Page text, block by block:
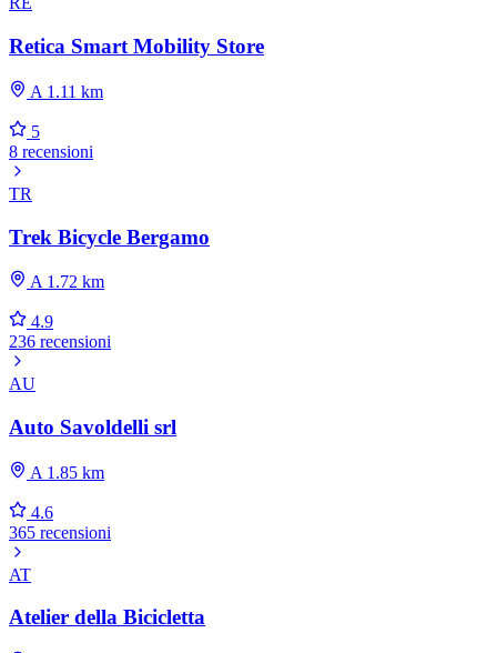
Retica Smart Mobility Store
A 1.11 km
5
8 recensioni
TR
Trek Bicycle Bergamo
A 1.72 km
4.9
236 recensioni
AU
Auto Savoldelli srl
A 1.85 km
4.6
365 recensioni
AT
Atelier della Bicicletta